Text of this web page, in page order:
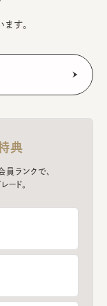
す。
典
ランクで、
ード。